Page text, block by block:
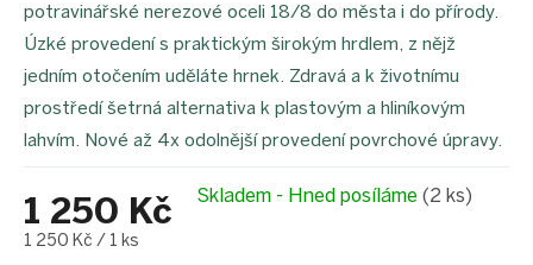
1 250 Kč
Měrná
1 250 Kč / 1 ks
Skladem - Hned posíláme (2 ks)
potravinářské nerezové oceli 18/8 do města i do přírody.
Úzké provedení s praktickým širokým hrdlem, z nějž
jedním otočením uděláte hrnek. Zdravá a k životnímu
prostředí šetrná alternativa k plastovým a hliníkovým
lahvím. Nové až 4x odolnější provedení povrchové úpravy.